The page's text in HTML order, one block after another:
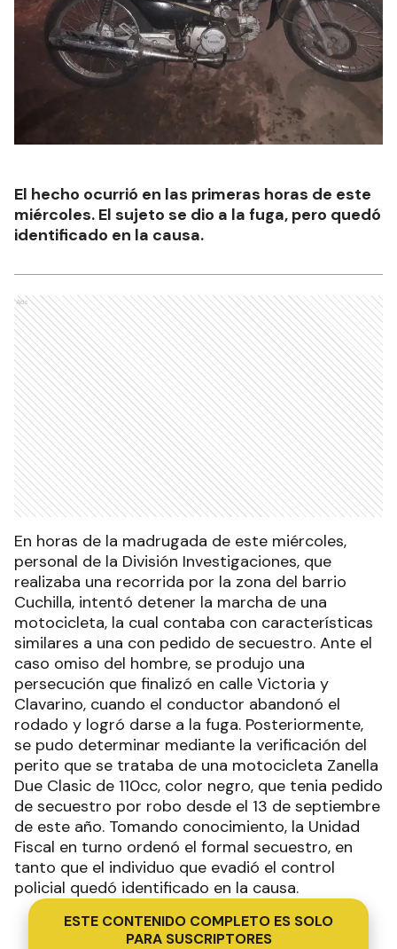
El hecho ocurrió en las primeras horas de este
miércoles. El sujeto se dio a la fuga, pero quedó
identificado en la causa.
Ads
En horas de la madrugada de este miércoles,
personal de la División Investigaciones, que
realizaba una recorrida por la zona del barrio
Cuchilla, intentó detener la marcha de una
motocicleta, la cual contaba con características
similares a una con pedido de secuestro. Ante el
caso omiso del hombre, se produjo una
persecución que finalizó en calle Victoria y
Clavarino, cuando el conductor abandonó el
rodado y logró darse a la fuga. Posteriormente,
se pudo determinar mediante la verificación del
perito que se trataba de una motocicleta Zanella
Due Clasic de 110cc, color negro, que tenia pedido
de secuestro por robo desde el 13 de septiembre
de este año. Tomando conocimiento, la Unidad
Fiscal en turno ordenó el formal secuestro, en
tanto que el individuo que evadió el control
policial quedó identificado en la causa.
ESTE CONTENIDO COMPLETO ES SOLO
PARA SUSCRIPTORES